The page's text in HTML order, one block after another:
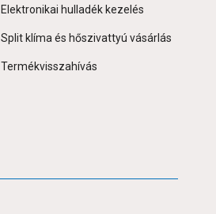
Elektronikai hulladék kezelés
Split klíma és hőszivattyú vásárlás
Termékvisszahívás